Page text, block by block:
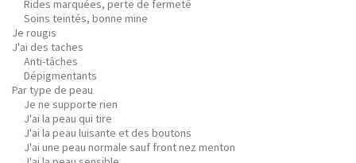
Rides marquées, perte de fermeté
Soins teintés, bonne mine
Je rougis
J'ai des taches
Anti-tâches
Dépigmentants
Par type de peau
Je ne supporte rien
J'ai la peau qui tire
J'ai la peau luisante et des boutons
J'ai une peau normale sauf front nez menton